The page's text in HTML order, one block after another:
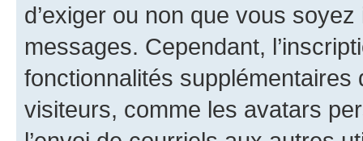
d’exiger ou non que vous
messages. Cependant,
fonctionnalités
visiteurs, comme les avatars